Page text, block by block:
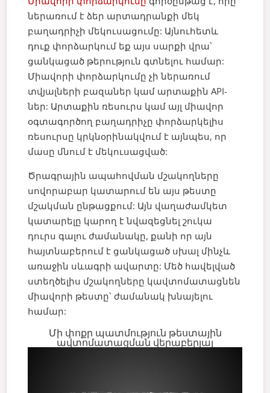
ներառում է ձեր արտադրանքի մեկ
բաղադրիչի մեկուսացումը: Այնուհետև
դուք փորձարկում եք այս սարքի վրա՝
ցանկացած թերություն գտնելու համար:
Միավորի փորձարկումը չի ներառում
տվյալների բազաներ կամ արտաքին API-
ներ: Արտաքին ռեսուրս կամ այլ միավոր
օգտագործող բաղադրիչը փորձարկելիս
ռեսուրսը կրկնօրինակվում է այնպես, որ
մասը մնում է մեկուսացված:
Ծրագրային ապահովման մշակողները
սովորաբար կատարում են այս թեստը
մշակման ընթացքում: Այն վաղաժամկետ
կատարելը կարող է նվազեցնել շուկա
դուրս գալու ժամանակը, քանի որ այն
հայտնաբերում է ցանկացած սխալ մինչև
առաջին սևագրի ավարտը: Մեծ հավելված
ստեղծելիս մշակողները կավտոմատացնեն
միավորի թեստը՝ ժամանակ խնայելու
համար:
Մի փոքր պատմություն թեստային
ավտոմատացման վերաբերյալ